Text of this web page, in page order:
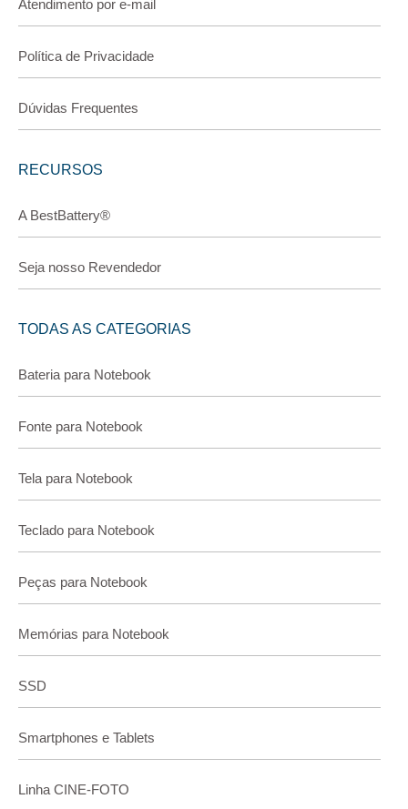
Atendimento por e-mail
Política de Privacidade
Dúvidas Frequentes
RECURSOS
A BestBattery®
Seja nosso Revendedor
TODAS AS CATEGORIAS
Bateria para Notebook
Fonte para Notebook
Tela para Notebook
Teclado para Notebook
Peças para Notebook
Memórias para Notebook
SSD
Smartphones e Tablets
Linha CINE-FOTO